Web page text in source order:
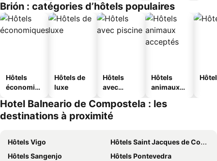
Brión : catégories d’hôtels populaires
Hôtels
économiq
Hôtels de
luxe
Hôtels
avec
Hôtels
animaux
Hotel Balneario de Compostela : les
destinations à proximité
Hôtels Vigo
Hôtels Saint Jacques de Compostelle
Hôtels Sangenjo
Hôtels Pontevedra